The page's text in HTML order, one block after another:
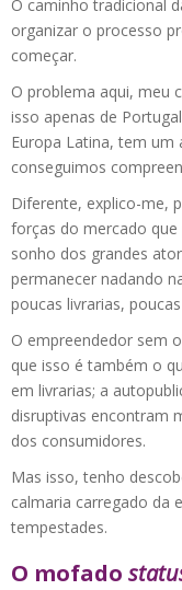
O caminho tradicional
organizar o processo
começar.
O problema aqui, meu
isso apenas de
Europa Latina, tem um
conseguimos
Diferente, explico-me,
forças do mercado
sonho dos grandes
permanecer nadando
poucas livrarias,
O empreendedor sem
que isso é também o
em livrarias; a
disruptivas encontram
dos consumidores.
Mas isso, tenho
calmaria carregado da
tempestades.
O mofado